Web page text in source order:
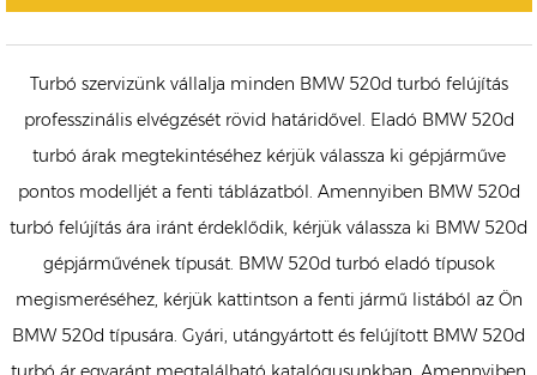
Turbó szervizünk vállalja minden BMW 520d turbó felújítás
professzinális elvégzését rövid határidővel. Eladó BMW 520d
turbó árak megtekintéséhez kérjük válassza ki gépjárműve
pontos modelljét a fenti táblázatból. Amennyiben BMW 520d
turbó felújítás ára iránt érdeklődik, kérjük válassza ki BMW 520d
gépjárművének típusát. BMW 520d turbó eladó típusok
megismeréséhez, kérjük kattintson a fenti jármű listából az Ön
BMW 520d típusára. Gyári, utángyártott és felújított BMW 520d